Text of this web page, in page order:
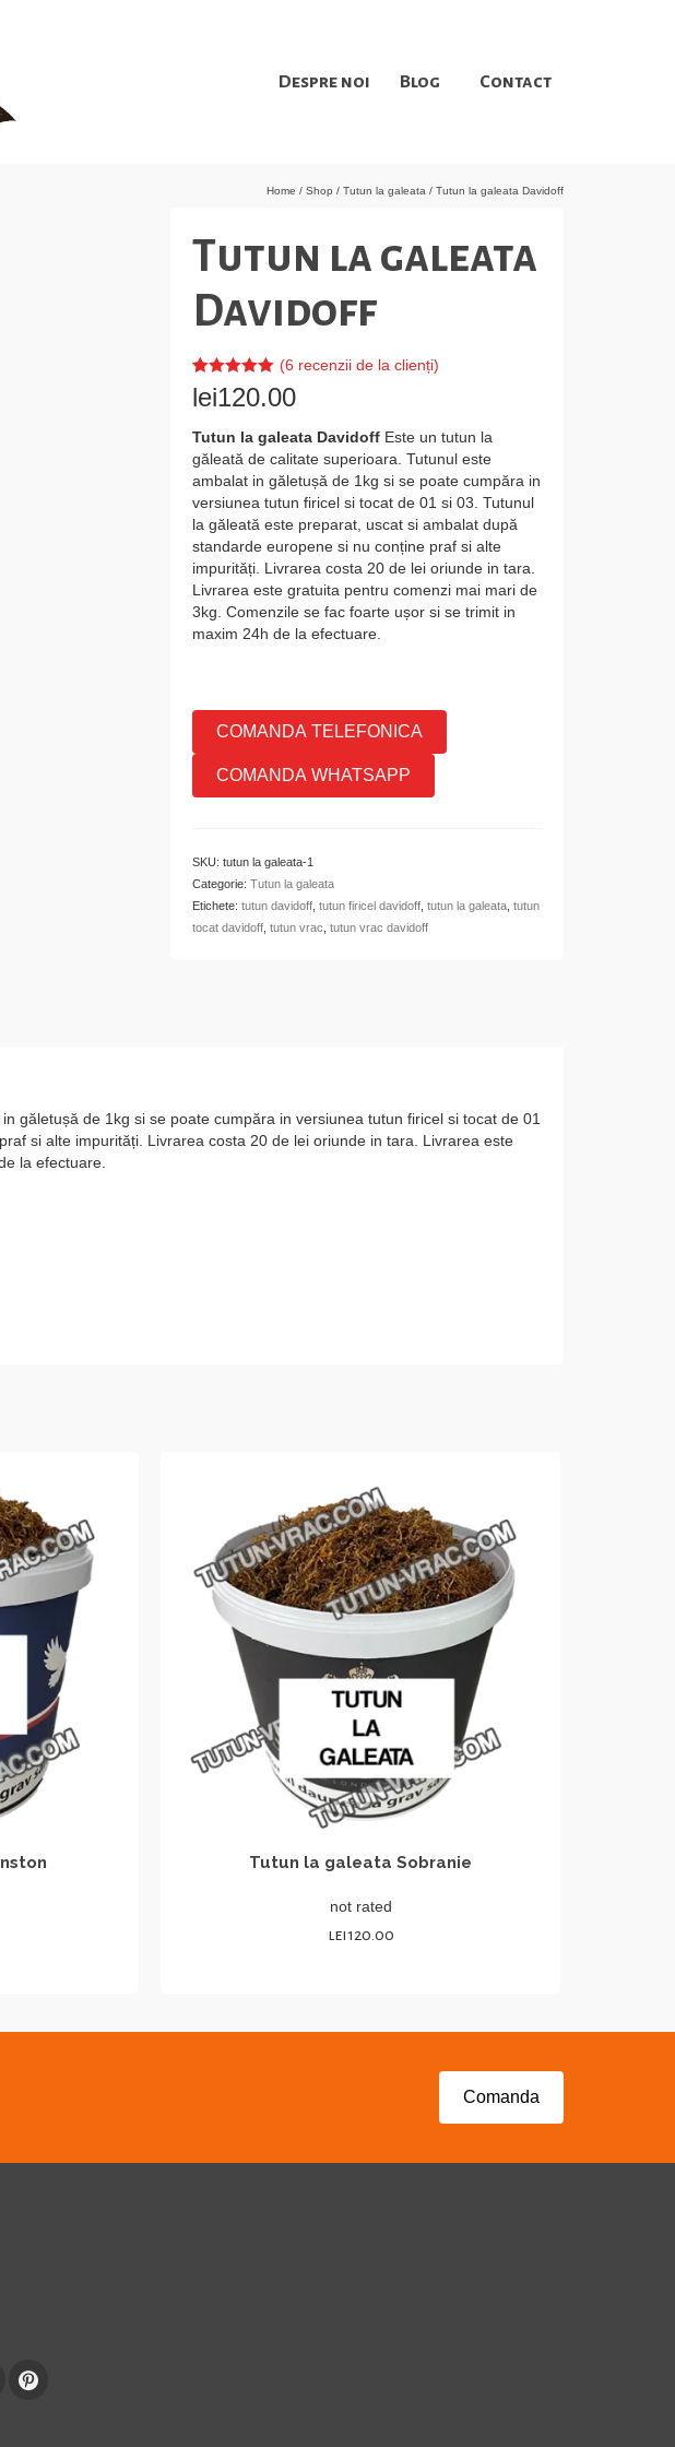
Despre noi Blog Contact
Home / Shop / Tutun la galeata / Tutun la galeata Davidoff
Tutun la galeata
Davidoff
Evaluat la
5.00din 5 pe
6
evaluări de
(6 recenzii de la clienți)
lei120.00
Tutun la galeata Davidoff Este un tutun la
găleată de calitate superioara. Tutunul este
ambalat in găletușă de 1kg si se poate cumpăra in
versiunea tutun firicel si tocat de 01 si 03. Tutunul
la găleată este preparat, uscat si ambalat după
standarde europene si nu conține praf si alte
impurități. Livrarea costa 20 de lei oriunde in tara.
Livrarea este gratuita pentru comenzi mai mari de
3kg. Comenzile se fac foarte ușor si se trimit in
maxim 24h de la efectuare.
COMANDA TELEFONICA
COMANDA WHATSAPP
SKU: tutun la galeata-1
Categorie: Tutun la galeata
Etichete: tutun davidoff tutun firicel davidoff tutun la galeata tutun
tocat davidoff tutun vrac tutun vrac davidoff
găletușă de 1kg si se poate cumpăra in versiunea tutun firicel si tocat de 01
si alte impurități. Livrarea costa 20 de lei oriunde in tara. Livrarea este
la efectuare.
Tutun la galeata Sobranie
not rated
lei120.00
Comanda